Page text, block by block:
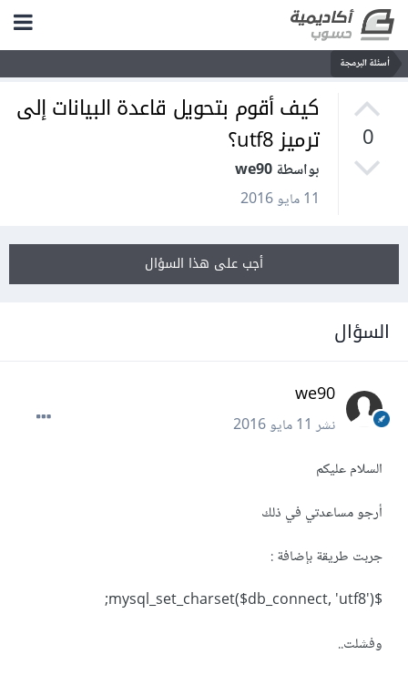
أسئلة البرمجة
0
كيف أقوم بتحويل قاعدة البيانات إلى
ترميز utf8؟
بواسطة we90
11 مايو 2016
أجب على هذا السؤال
السؤال
we90
نشر11 مايو 2016
السلام عليكم
أرجو مساعدتي في ذلك
جربت طريقة بإضافة :
$mysql_set_charset($db_connect, 'utf8');
وفشلت..